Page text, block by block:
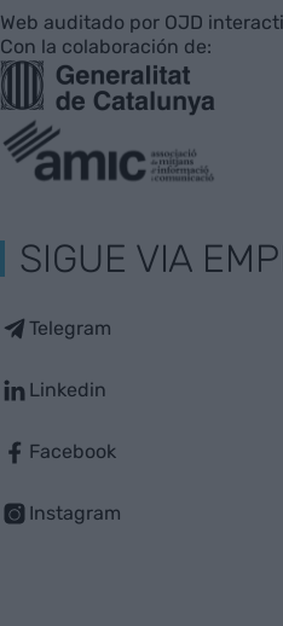
Web auditado por OJD
Con la colaboración de:
SIGUE VIA
Telegram
Linkedin
Facebook
Instagram